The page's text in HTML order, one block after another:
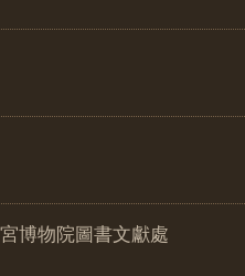
博物院圖書文獻處